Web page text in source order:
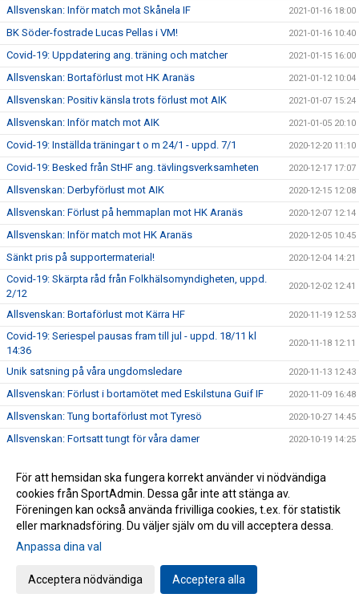
Allsvenskan: Inför match mot Skånela IF 2021-01-16 18:00
BK Söder-fostrade Lucas Pellas i VM! 2021-01-16 10:40
Covid-19: Uppdatering ang. träning och matcher 2021-01-15 16:00
Allsvenskan: Bortaförlust mot HK Aranäs 2021-01-12 10:04
Allsvenskan: Positiv känsla trots förlust mot AIK 2021-01-07 15:24
Allsvenskan: Inför match mot AIK 2021-01-05 20:10
Covid-19: Inställda träningar t o m 24/1 - uppd. 7/1 2020-12-20 11:10
Covid-19: Besked från StHF ang. tävlingsverksamheten 2020-12-17 17:07
Allsvenskan: Derbyförlust mot AIK 2020-12-15 12:08
Allsvenskan: Förlust på hemmaplan mot HK Aranäs 2020-12-07 12:14
Allsvenskan: Inför match mot HK Aranäs 2020-12-05 10:45
Sänkt pris på supportermaterial! 2020-12-04 14:21
Covid-19: Skärpta råd från Folkhälsomyndigheten, uppd.
2/12
2020-12-02 12:41
Allsvenskan: Bortaförlust mot Kärra HF 2020-11-19 12:53
Covid-19: Seriespel pausas fram till jul - uppd. 18/11 kl
14:36
2020-11-18 12:11
Unik satsning på våra ungdomsledare 2020-11-13 12:43
Allsvenskan: Förlust i bortamötet med Eskilstuna Guif IF 2020-11-09 16:48
Allsvenskan: Tung bortaförlust mot Tyresö 2020-10-27 14:45
Allsvenskan: Fortsatt tungt för våra damer 2020-10-19 14:25
Allsvenskan: Inför match mot Eslövs IK 2020-10-09 14:52
Allsvenskan: Uddamålsförlust i bortamötet med IF Hallby
2020-10-05 10:14
Livesändning av matcher i RegionsTolvan
Allsvenskan: Premiärförlust för GT Söder
För att hemsidan ska fungera korrekt använder vi nödvändiga
cookies från SportAdmin. Dessa går inte att stänga av.
Föreningen kan också använda frivilliga cookies, t.ex. för statistik
eller marknadsföring. Du väljer själv om du vill acceptera dessa.
Anpassa dina val
Acceptera nödvändiga Acceptera alla